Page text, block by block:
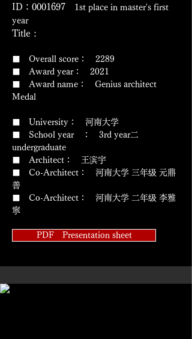
ID：0001697
1st place in master's first
year
Title :
■ Overall score： 2289
■ Award year： 2021
​■ Award name： Genius architect
Medal
■ University： 河南大学
■ School year ： 3rd year二
undergraduate
■ Architect： 王滨宇
■ Co-Architect： 河南大学 三年级 元鼎
善
■ Co-Architect： 河南大学 二年级 李雅
寧
PDF Presentation sheet